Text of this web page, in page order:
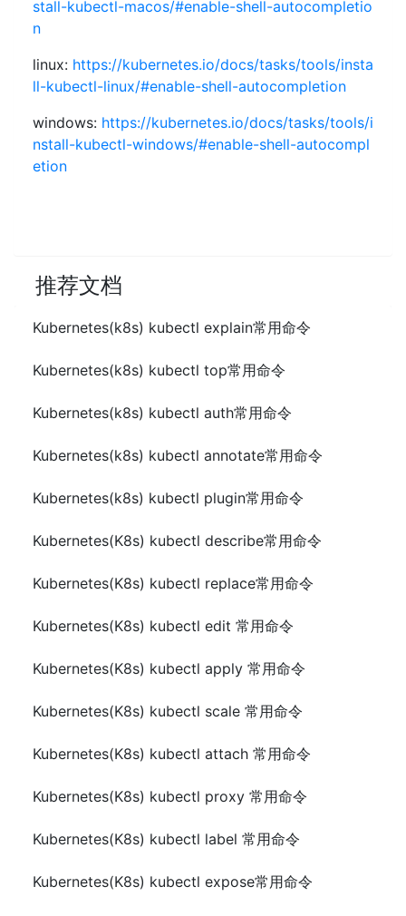
stall-kubectl-macos/#enable-shell-autocompletio
n
linux: https://kubernetes.io/docs/tasks/tools/insta
ll-kubectl-linux/#enable-shell-autocompletion
windows: https://kubernetes.io/docs/tasks/tools/i
nstall-kubectl-windows/#enable-shell-autocompl
etion
推荐文档
Kubernetes(k8s) kubectl explain常用命令
Kubernetes(k8s) kubectl top常用命令
Kubernetes(k8s) kubectl auth常用命令
Kubernetes(k8s) kubectl annotate常用命令
Kubernetes(k8s) kubectl plugin常用命令
Kubernetes(K8s) kubectl describe常用命令
Kubernetes(K8s) kubectl replace常用命令
Kubernetes(K8s) kubectl edit 常用命令
Kubernetes(K8s) kubectl apply 常用命令
Kubernetes(K8s) kubectl scale 常用命令
Kubernetes(K8s) kubectl attach 常用命令
Kubernetes(K8s) kubectl proxy 常用命令
Kubernetes(K8s) kubectl label 常用命令
Kubernetes(K8s) kubectl expose常用命令